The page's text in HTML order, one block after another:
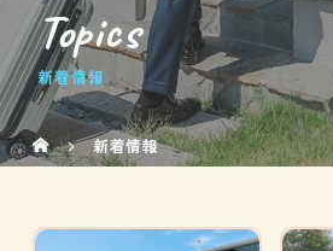
Topics
新着情報
新着情報